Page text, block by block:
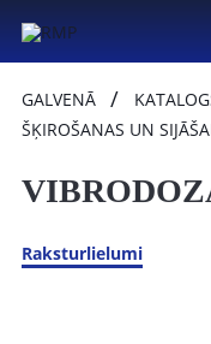
GALVENĀ
ŠĶIROŠANAS UN
Raksturlielumi